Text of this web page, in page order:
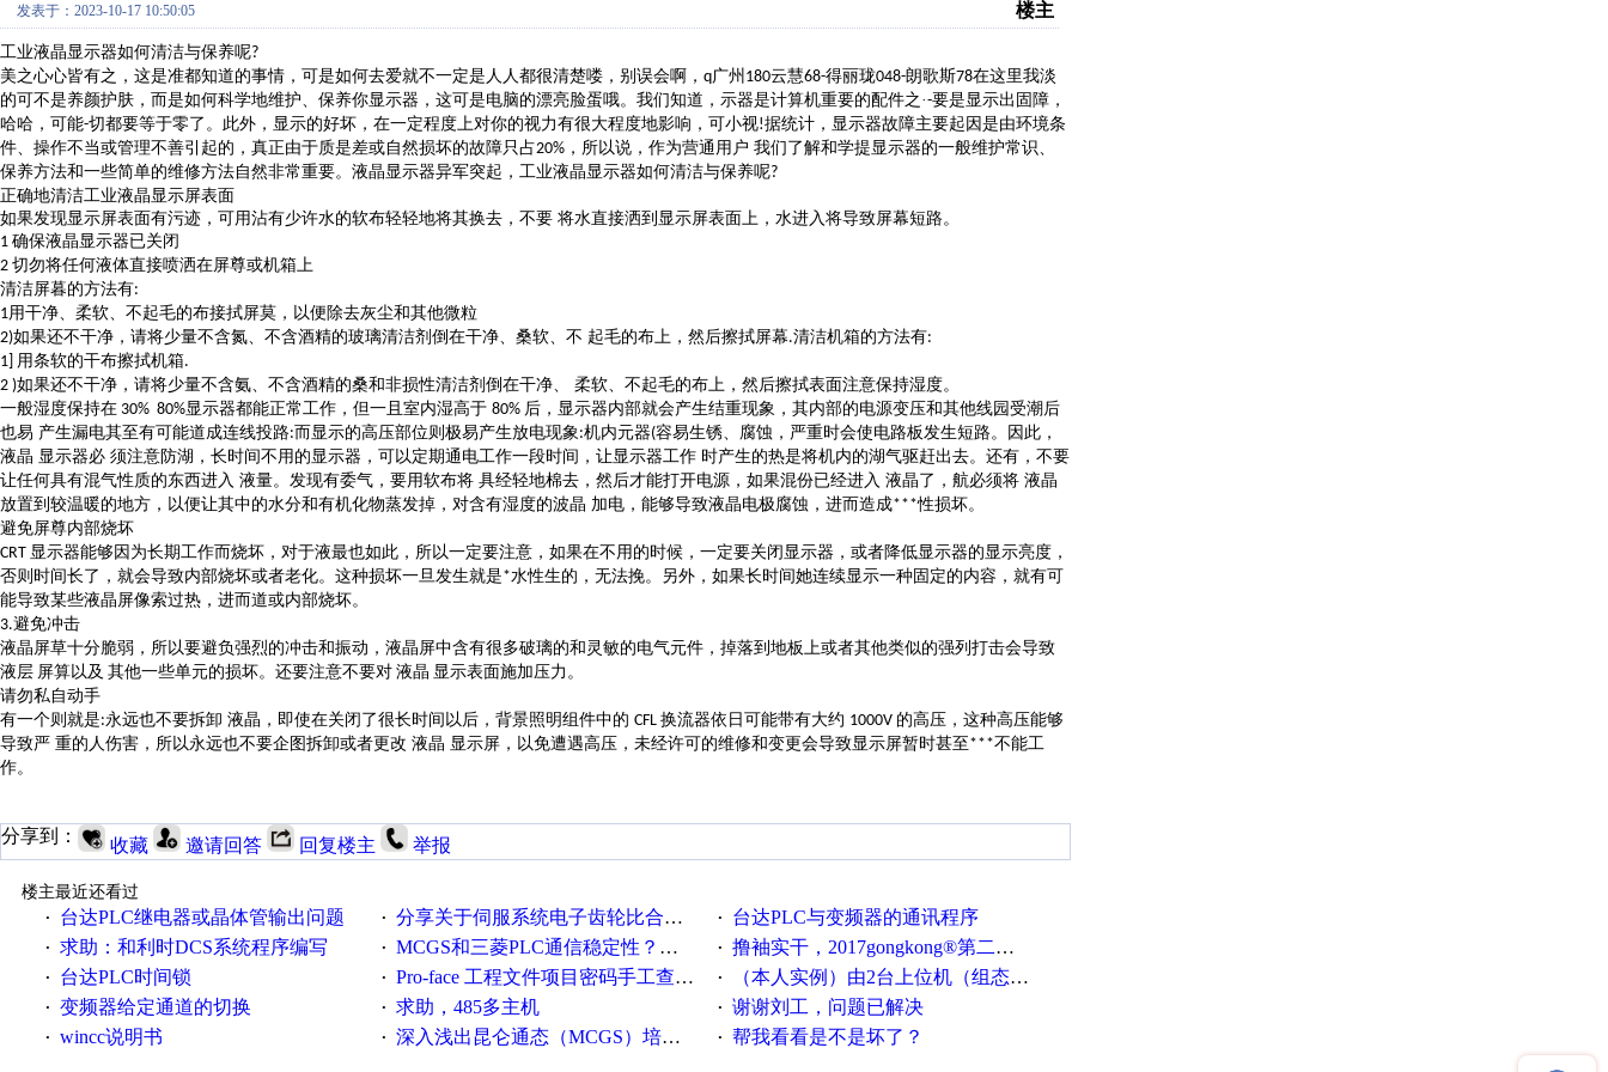
发表于：2023-10-17 10:50:05 楼主
工业液晶显示器如何清洁与保养呢?
美之心心皆有之，这是准都知道的事情，可是如何去爱就不一定是人人都很清楚喽，别误会啊， q广州 180云慧68-得丽珑048-朗歌斯78在这里我淡
的可不是养颜护肤，而是如何科学地维护、保养你显示器，这可是电脑的漂亮脸蛋哦。我们知道，示器是计算机重要的配件之 ·-要是显示出固障，
哈哈，可能-切都要等于零了。此外，显示的好坏，在一定程度上对你的视力有很大程度地影响，可小视!据统计，显示器故障主要起因是由环境条
件、操作不当或管理不善引起的，真正由于质是差或自然损坏的故障只占20% ，所以说，作为营通用户 我们了解和学提显示器的一般维护常识、
保养方法和一些简单的维修方法自然非常重要。液晶显示器异军突起，工业液晶显示器如何清洁与保养呢?
正确地清洁工业液晶显示屏表面
如果发现显示屏表面有污迹，可用沾有少许水的软布轻轻地将其换去，不要 将水直接洒到显示屏表面上，水进入将导致屏幕短路。
1 确保液晶显示器已关闭
2 切勿将任何液体直接喷洒在屏尊或机箱上
清洁屏暮的方法有:
1用干净、柔软、不起毛的布接拭屏莫，以便除去灰尘和其他微粒
2)如果还不干净，请将少量不含氮、不含酒精的玻璃清洁剂倒在干净、桑软、不 起毛的布上，然后擦拭屏幕.清洁机箱的方法有:
1] 用条软的干布擦拭机箱.
2 )如果还不干净，请将少量不含氨、不含酒精的桑和非损性清洁剂倒在干净、 柔软、不起毛的布上，然后擦拭表面注意保持湿度。
一般湿度保持在 30% 80%显示器都能正常工作，但一且室内湿高于 80% 后，显示器内部就会产生结重现象，其内部的电源变压和其他线园受潮后
也易 产生漏电其至有可能道成连线投路:而显示的高压部位则极易产生放电现象:机内元器(容易生锈、腐蚀，严重时会使电路板发生短路。因此，
液晶 显示器必 须注意防湖，长时间不用的显示器，可以定期通电工作一段时间，让显示器工作 时产生的热是将机内的湖气驱赶出去。还有，不要
让任何具有混气性质的东西进入 液量。发现有委气，要用软布将 具经轻地棉去，然后才能打开电源，如果混份已经进入 液晶了，航必须将 液晶
放置到较温暖的地方，以便让其中的水分和有机化物蒸发掉，对含有湿度的波晶 加电，能够导致液晶电极腐蚀，进而造成***性损坏。
避免屏尊内部烧坏
CRT 显示器能够因为长期工作而烧坏，对于液最也如此，所以一定要注意，如果在不用的时候，一定要关闭显示器，或者降低显示器的显示亮度，
否则时间长了，就会导致内部烧坏或者老化。这种损坏一旦发生就是*水性生的，无法挽。另外，如果长时间她连续显示一种固定的内容，就有可
能导致某些液晶屏像索过热，进而道或内部烧坏。
3.避免冲击
液晶屏草十分脆弱，所以要避负强烈的冲击和振动，液晶屏中含有很多破璃的和灵敏的电气元件，掉落到地板上或者其他类似的强列打击会导致
液层 屏算以及 其他一些单元的损坏。还要注意不要对 液晶 显示表面施加压力。
请勿私自动手
有一个则就是:永远也不要拆卸 液晶，即使在关闭了很长时间以后，背景照明组件中的 CFL 换流器依日可能带有大约 1000V 的高压，这种高压能够
导致严 重的人伤害，所以永远也不要企图拆卸或者更改 液晶 显示屏，以免遭遇高压，未经许可的维修和变更会导致显示屏暂时甚至 ***不能工
作。
分享到： 收藏 邀请回答 回复楼主 举报
楼主最近还看过
·
台达PLC继电器或晶体管输出问题 · 分享关于伺服系统电子齿轮比合理计算的方法 · 台达PLC与变频器的通讯程序
· 求助：和利时DCS系统程序编写 · MCGS和三菱PLC通信稳定性？？？ · 撸袖实干，2017gongkong®第二届智造工程师节正式起航！
· 台达PLC时间锁 · Pro-face 工程文件项目密码手工查看方法 · （本人实例）由2台上位机（组态王）控制一套S7-300，一台计算机作为服务器，一台计算机作为客户机
· 变频器给定通道的切换 · 求助，485多主机 · 谢谢刘工，问题已解决
· wincc说明书 · 深入浅出昆仑通态（MCGS）培训教程 · 帮我看看是不是坏了？